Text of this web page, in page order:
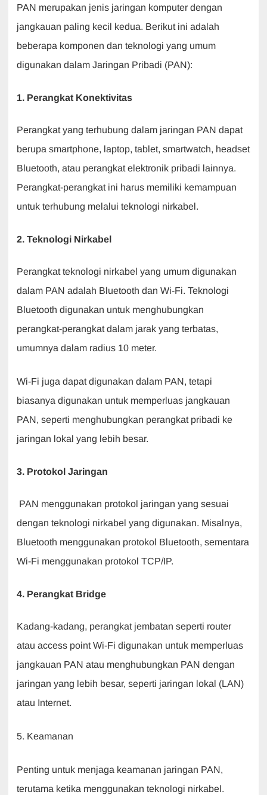
PAN merupakan jenis jaringan komputer dengan
jangkauan paling kecil kedua. Berikut ini adalah
beberapa komponen dan teknologi yang umum
digunakan dalam Jaringan Pribadi (PAN):
1. Perangkat Konektivitas
Perangkat yang terhubung dalam jaringan PAN dapat
berupa smartphone, laptop, tablet, smartwatch, headset
Bluetooth, atau perangkat elektronik pribadi lainnya.
Perangkat-perangkat ini harus memiliki kemampuan
untuk terhubung melalui teknologi nirkabel.
2. Teknologi Nirkabel
Perangkat teknologi nirkabel yang umum digunakan
dalam PAN adalah Bluetooth dan Wi-Fi. Teknologi
Bluetooth digunakan untuk menghubungkan
perangkat-perangkat dalam jarak yang terbatas,
umumnya dalam radius 10 meter.
Wi-Fi juga dapat digunakan dalam PAN, tetapi
biasanya digunakan untuk memperluas jangkauan
PAN, seperti menghubungkan perangkat pribadi ke
jaringan lokal yang lebih besar.
3. Protokol Jaringan
PAN menggunakan protokol jaringan yang sesuai
dengan teknologi nirkabel yang digunakan. Misalnya,
Bluetooth menggunakan protokol Bluetooth, sementara
Wi-Fi menggunakan protokol TCP/IP.
4. Perangkat Bridge
Kadang-kadang, perangkat jembatan seperti router
atau access point Wi-Fi digunakan untuk memperluas
jangkauan PAN atau menghubungkan PAN dengan
jaringan yang lebih besar, seperti jaringan lokal (LAN)
atau Internet.
5. Keamanan
Penting untuk menjaga keamanan jaringan PAN,
terutama ketika menggunakan teknologi nirkabel.